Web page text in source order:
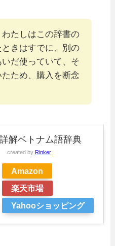
たしはこの辞書の
きはすでに、別の
だ使っていて、そ
ため、購入を断念
詳解ベトナム語辞典
created byRinker
Amazon
楽天市場
Yahooショッピング